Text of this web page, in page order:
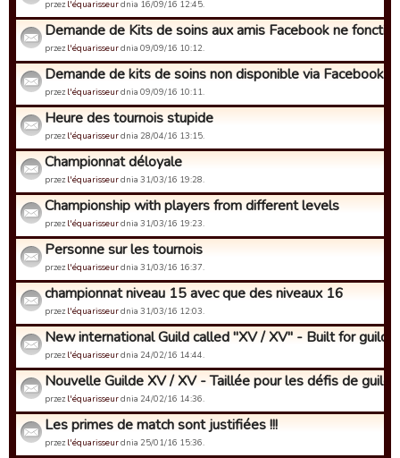
przez l'équarisseurdnia 16/09/16 12:45.
Demande de Kits de soins aux amis Facebook ne
przez l'équarisseurdnia 09/09/16 10:12.
Demande de kits de soins non disponible via Facebook
przez l'équarisseurdnia 09/09/16 10:11.
Heure des tournois stupide
przez l'équarisseurdnia 28/04/16 13:15.
Championnat déloyale
przez l'équarisseurdnia 31/03/16 19:28.
Championship with players from different levels
przez l'équarisseurdnia 31/03/16 19:23.
Personne sur les tournois
przez l'équarisseurdnia 31/03/16 16:37.
championnat niveau 15 avec que des niveaux 16
przez l'équarisseurdnia 31/03/16 12:03.
New international Guild called "XV / XV" - Built for guild
przez l'équarisseurdnia 24/02/16 14:44.
Nouvelle Guilde XV / XV - Taillée pour les défis de guilde
przez l'équarisseurdnia 24/02/16 14:36.
Les primes de match sont justifiées !!!
przez l'équarisseurdnia 25/01/16 15:36.